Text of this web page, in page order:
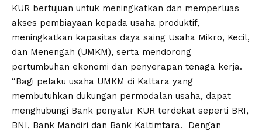
KUR bertujuan untuk meningkatkan dan memperluas
akses pembiayaan kepada usaha produktif,
meningkatkan kapasitas daya saing Usaha Mikro, Kecil,
dan Menengah (UMKM), serta mendorong
pertumbuhan ekonomi dan penyerapan tenaga kerja.
“Bagi pelaku usaha UMKM di Kaltara yang
membutuhkan dukungan permodalan usaha, dapat
menghubungi Bank penyalur KUR terdekat seperti BRI,
BNI, Bank Mandiri dan Bank Kaltimtara. Dengan